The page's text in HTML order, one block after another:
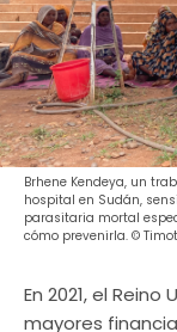
Brhene Kendeya, un
hospital en Sudán,
parasitaria mortal
cómo prevenirla. ©
En 2021, el
mayores